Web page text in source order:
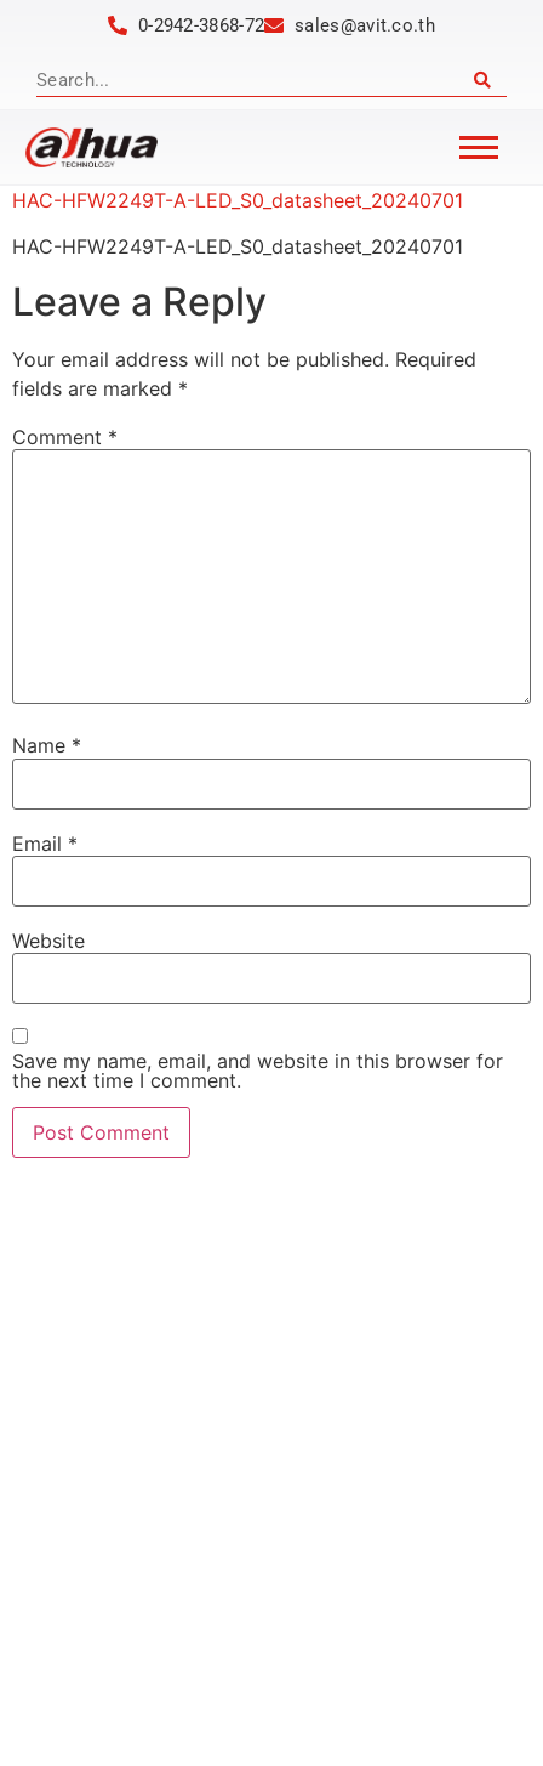
0-2942-3868-72 sales@avit.co.th
HAC-HFW2249T-A-LED_S0_datasheet_20240701
HAC-HFW2249T-A-LED_S0_datasheet_20240701
Leave a Reply
Your email address will not be published. Required
fields are marked *
Comment *
Name *
Email *
Website
Save my name, email, and website in this browser for
the next time I comment.